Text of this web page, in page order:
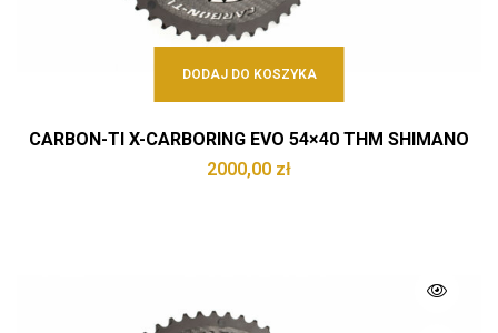
DODAJ DO KOSZYKA
CARBON-TI X-CARBORING EVO 54×40 THM SHIMANO
2000,00 zł